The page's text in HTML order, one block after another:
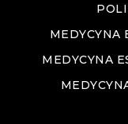
MEDYCYNA
MEDYCYNA